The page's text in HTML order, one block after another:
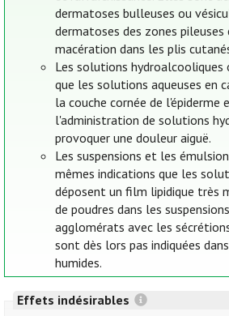
dermatoses bulleuses ou
dermatoses des zones pileuses
macération dans les plis
Les solutions
que les solutions aqueuses en
la couche cornée de l'épiderme
l'administration de solutions
provoquer une douleur aiguë.
Les suspensions et les
mêmes indications que les
déposent un film lipidique très
de poudres dans les
agglomérats avec les
sont dès lors pas indiquées
humides.
Effets indésirables